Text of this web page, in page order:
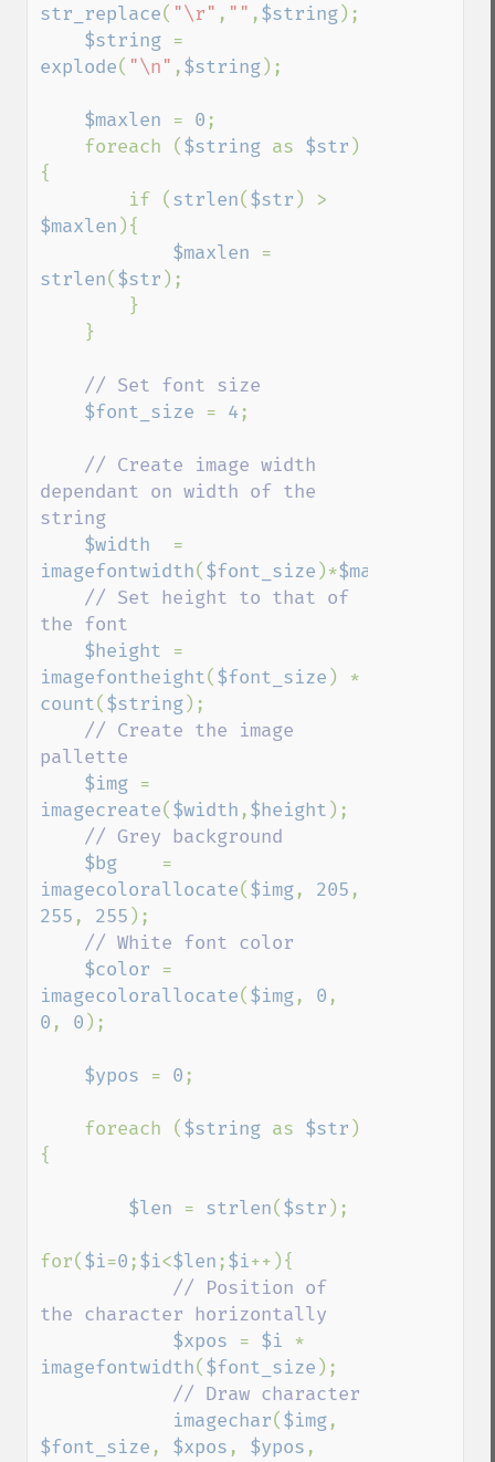
str_replace( "\r" , "" ,$string);
$string
explode( "\n" ,$string);
$maxlen = 0 ;
    foreach (
$string as $str )
{
        if (
strlen( $str
$maxlen ){
$maxlen
strlen( $str );
// Set font size
$font_size = 4 ;
// Create image width
dependant on width of the
string
$width
imagefontwidth( $font_size )*$maxlen
// Set height to that of
the font
$height
imagefontheight( $font_size
count( $string);
// Create the image
pallette
$img
imagecreate( $width ,$height );
// Grey background
$bg
imagecolorallocate( $img, 205
255 , 255 );
// White font color
$color
imagecolorallocate( $img, 0
0 , 0 );
$ypos = 0 ;
    foreach (
$string as $str )
{
$len = strlen( $str );
for( $i=0 ;$i<$len ;$i++){
// Position of
the character horizontally
$xpos = $i
imagefontwidth( $font_size );
// Draw character
imagechar( $img
$font_size , $xpos , $ypos